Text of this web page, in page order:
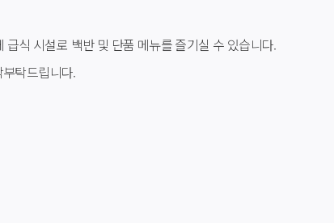
식 시설로 백반 및 단품 메뉴를 즐기실 수 있습니다.
탁드립니다.